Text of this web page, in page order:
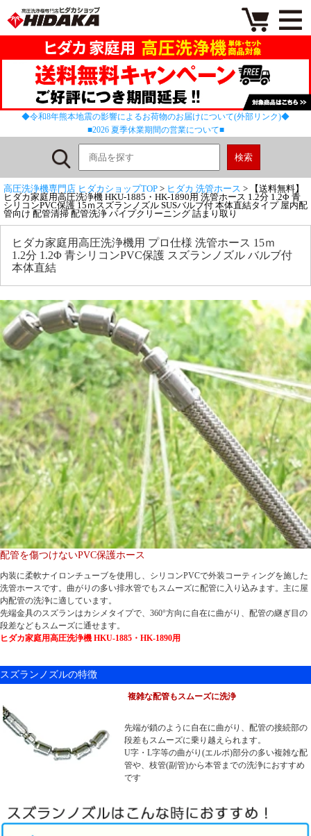
◆令和8年熊本地震の影響によるお荷物のお届けについて(外部リンク)◆
■2026 夏季休業期間の営業について■
高圧洗浄機専門店 ヒダカショップTOP > ヒダカ 洗管ホース > 【送料無料】
ヒダカ家庭用高圧洗浄機 HKU-1885・HK-1890用 洗管ホース 1.2分 1.2Φ 青
シリコンPVC保護 15ｍスズランノズル SUSバルブ付 本体直結タイプ 屋内配
管向け 配管清掃 配管洗浄 パイプクリーニング 詰まり取り
ヒダカ家庭用高圧洗浄機用 プロ仕様 洗管ホース 15ｍ
1.2分 1.2Φ 青シリコンPVC保護 スズランノズル バルブ付
本体直結
配管を傷つけないPVC保護ホース
内装に柔軟ナイロンチューブを使用し、シリコンPVCで外装コーティングを施した
洗管ホースです。曲がりの多い排水管でもスムーズに配管に入り込みます。主に屋
内配管の洗浄に適しています。
先端金具のスズランはカシメタイプで、360°方向に自在に曲がり、配管の継ぎ目の
段差などもスムーズに通せます。
ヒダカ家庭用高圧洗浄機 HKU-1885・HK-1890用
スズランノズルの特徴
複雑な配管もスムーズに洗浄
先端が鎖のように自在に曲がり、配管の接続部の
段差もスムーズに乗り越えられます。
U字・L字等の曲がり(エルボ)部分の多い複雑な配
管や、枝管(副管)から本管までの洗浄におすすめ
です